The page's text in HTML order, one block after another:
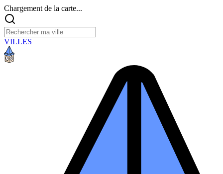
Chargement de la carte...
VILLES